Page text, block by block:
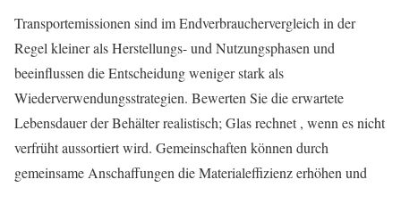
Transportemissionen sind im Endverbrauchervergleich in der
Regel kleiner als Herstellungs- und Nutzungsphasen und
beeinflussen die Entscheidung weniger stark als
Wiederverwendungsstrategien. Bewerten Sie die erwartete
Lebensdauer der Behälter realistisch; Glas rechnet , wenn es nicht
verfrüht aussortiert wird. Gemeinschaften können durch
gemeinsame Anschaffungen die Materialeffizienz erhöhen und